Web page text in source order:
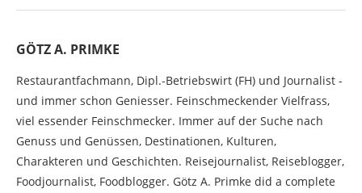
GÖTZ A. PRIMKE
Restaurantfachmann, Dipl.-Betriebswirt (FH) und Journalist -
und immer schon Geniesser. Feinschmeckender Vielfrass,
viel essender Feinschmecker. Immer auf der Suche nach
Genuss und Genüssen, Destinationen, Kulturen,
Charakteren und Geschichten. Reisejournalist, Reiseblogger,
Foodjournalist, Foodblogger. Götz A. Primke did a complete